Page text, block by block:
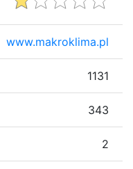
www.makroklima.pl
1131
343
2